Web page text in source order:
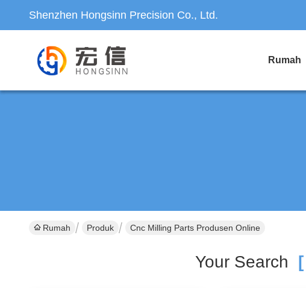
Shenzhen Hongsinn Precision Co., Ltd.
Rumah
Rumah Produk Cnc Milling Parts Produsen Online
Your Search [